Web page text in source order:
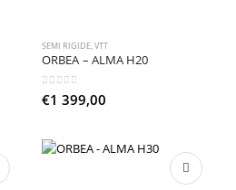
SEMI RIGIDE,VTT
ORBEA – ALMA H20
0sur 5
€1 399,00